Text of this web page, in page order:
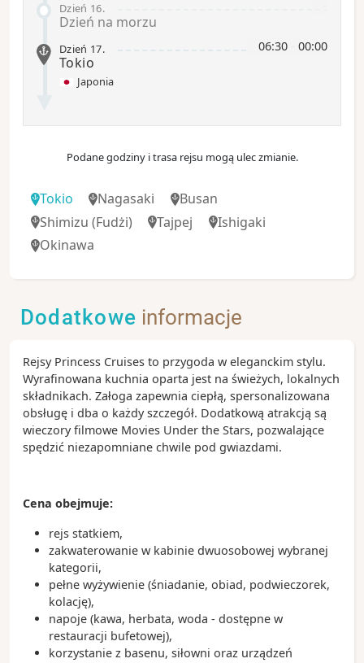
Dzień 16.
Dzień na morzu
06:30 00:00
Dzień 17.
Tokio
Japonia
Podane godziny i trasa rejsu mogą ulec zmianie.
Tokio Nagasaki
Busan
Shimizu (Fudżi) Tajpej
Ishigaki
Okinawa
Dodatkowe informacje
Rejsy Princess Cruises to przygoda w eleganckim stylu.
Wyrafinowana kuchnia oparta jest na świeżych, lokalnych
składnikach. Załoga zapewnia ciepłą, spersonalizowana
obsługę i dba o każdy szczegół. Dodatkową atrakcją są
wieczory filmowe Movies Under the Stars, pozwalające
spędzić niezapomniane chwile pod gwiazdami.
Cena obejmuje:
rejs statkiem,
zakwaterowanie w kabinie dwuosobowej wybranej
kategorii,
pełne wyżywienie (śniadanie, obiad, podwieczorek,
kolację),
napoje (kawa, herbata, woda - dostępne w
restauracji bufetowej),
korzystanie z basenu, siłowni oraz urządzeń